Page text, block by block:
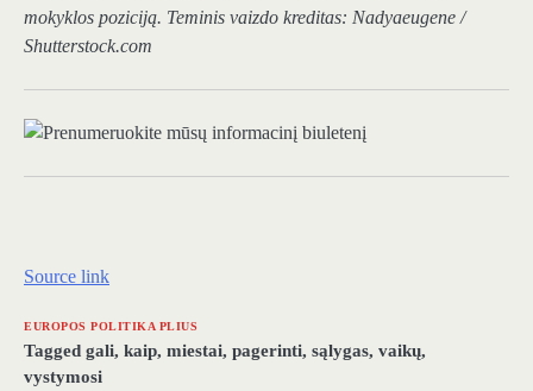
mokyklos poziciją. Teminis vaizdo kreditas: Nadyaeugene /
Shutterstock.com
Source link
EUROPOS POLITIKA PLIUS
Tagged gali, kaip, miestai, pagerinti, sąlygas, vaikų,
vystymosi